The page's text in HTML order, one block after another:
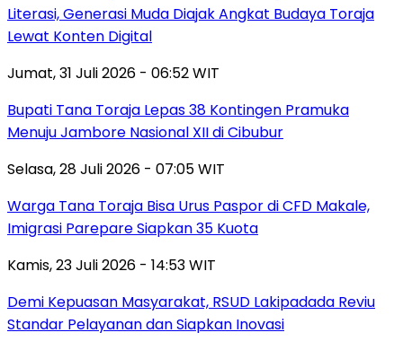
Literasi, Generasi Muda Diajak Angkat Budaya Toraja
Lewat Konten Digital
Jumat, 31 Juli 2026 - 06:52 WIT
Bupati Tana Toraja Lepas 38 Kontingen Pramuka
Menuju Jambore Nasional XII di Cibubur
Selasa, 28 Juli 2026 - 07:05 WIT
Warga Tana Toraja Bisa Urus Paspor di CFD Makale,
Imigrasi Parepare Siapkan 35 Kuota
Kamis, 23 Juli 2026 - 14:53 WIT
Demi Kepuasan Masyarakat, RSUD Lakipadada Reviu
Standar Pelayanan dan Siapkan Inovasi